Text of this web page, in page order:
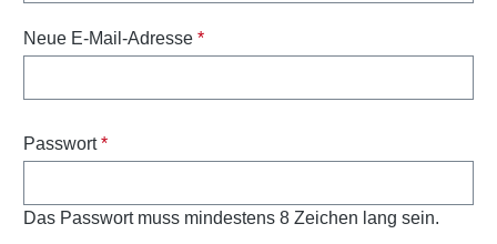
Neue E-Mail-Adresse *
Passwort*
Das Passwort muss mindestens 8 Zeichen lang sein.